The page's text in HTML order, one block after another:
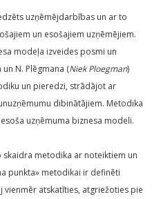
uzņēmējdarbības un ar to
un esošajiem uzņēmējiem.
modeļa izveides posmi un
N. Plēgmana (Niek Ploegman)
un pieredzi, strādājot ar
dibinātājiem. Metodika
uzņēmuma biznesa modeli.
skaidra metodika ar noteiktiem un
punkta» metodikai ir definēti
atskatīties, atgriežoties pie